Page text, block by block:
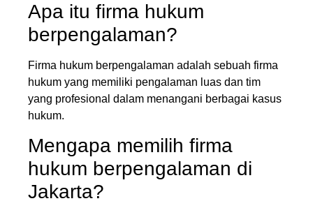
Apa itu firma hukum
berpengalaman?
Firma hukum berpengalaman adalah sebuah firma
hukum yang memiliki pengalaman luas dan tim
yang profesional dalam menangani berbagai kasus
hukum.
Mengapa memilih firma
hukum berpengalaman di
Jakarta?